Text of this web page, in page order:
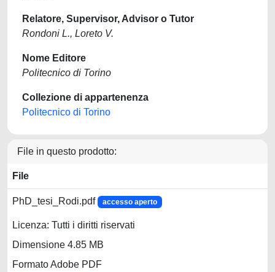
Relatore, Supervisor, Advisor o Tutor
Rondoni L., Loreto V.
Nome Editore
Politecnico di Torino
Collezione di appartenenza
Politecnico di Torino
File in questo prodotto:
File
PhD_tesi_Rodi.pdf accesso aperto
Licenza: Tutti i diritti riservati
Dimensione 4.85 MB
Formato Adobe PDF